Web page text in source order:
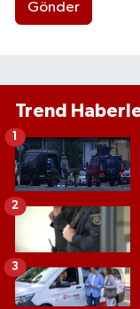
Gönder
Trend
1
2
3